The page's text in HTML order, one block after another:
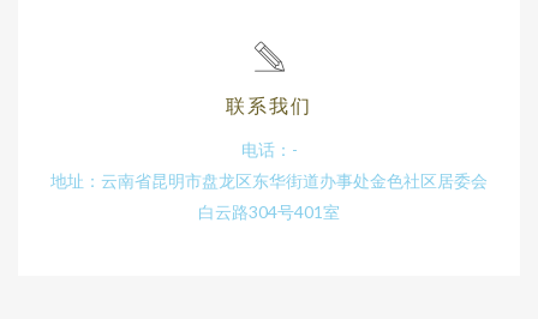
联系我们
电话：-
地址：云南省昆明市盘龙区东华街道办事处金色社区居委会
白云路304号401室